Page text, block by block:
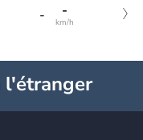
- -
km/h
l'étranger